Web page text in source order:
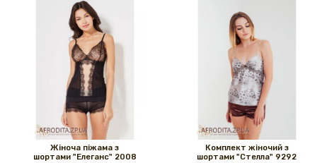
Жіноча піжама з
шортами "Елеганс" 2008
Комплект жіночий з
шортами "Стелла" 9292